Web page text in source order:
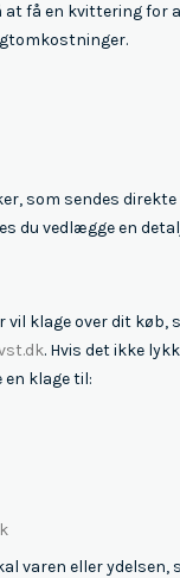
at få en kvittering for
som sendes
du vedlægge en
vil klage over dit køb,
. Hvis det ikke
en klage til:
varen eller ydelsen,